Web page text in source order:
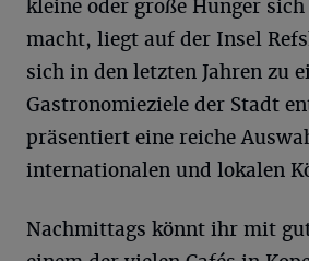
kleine oder große Hunger
macht, liegt auf der Insel
sich in den letzten Jahren zu
Gastronomieziele der Stadt
präsentiert eine reiche
internationalen und lokalen
Nachmittags könnt ihr mit